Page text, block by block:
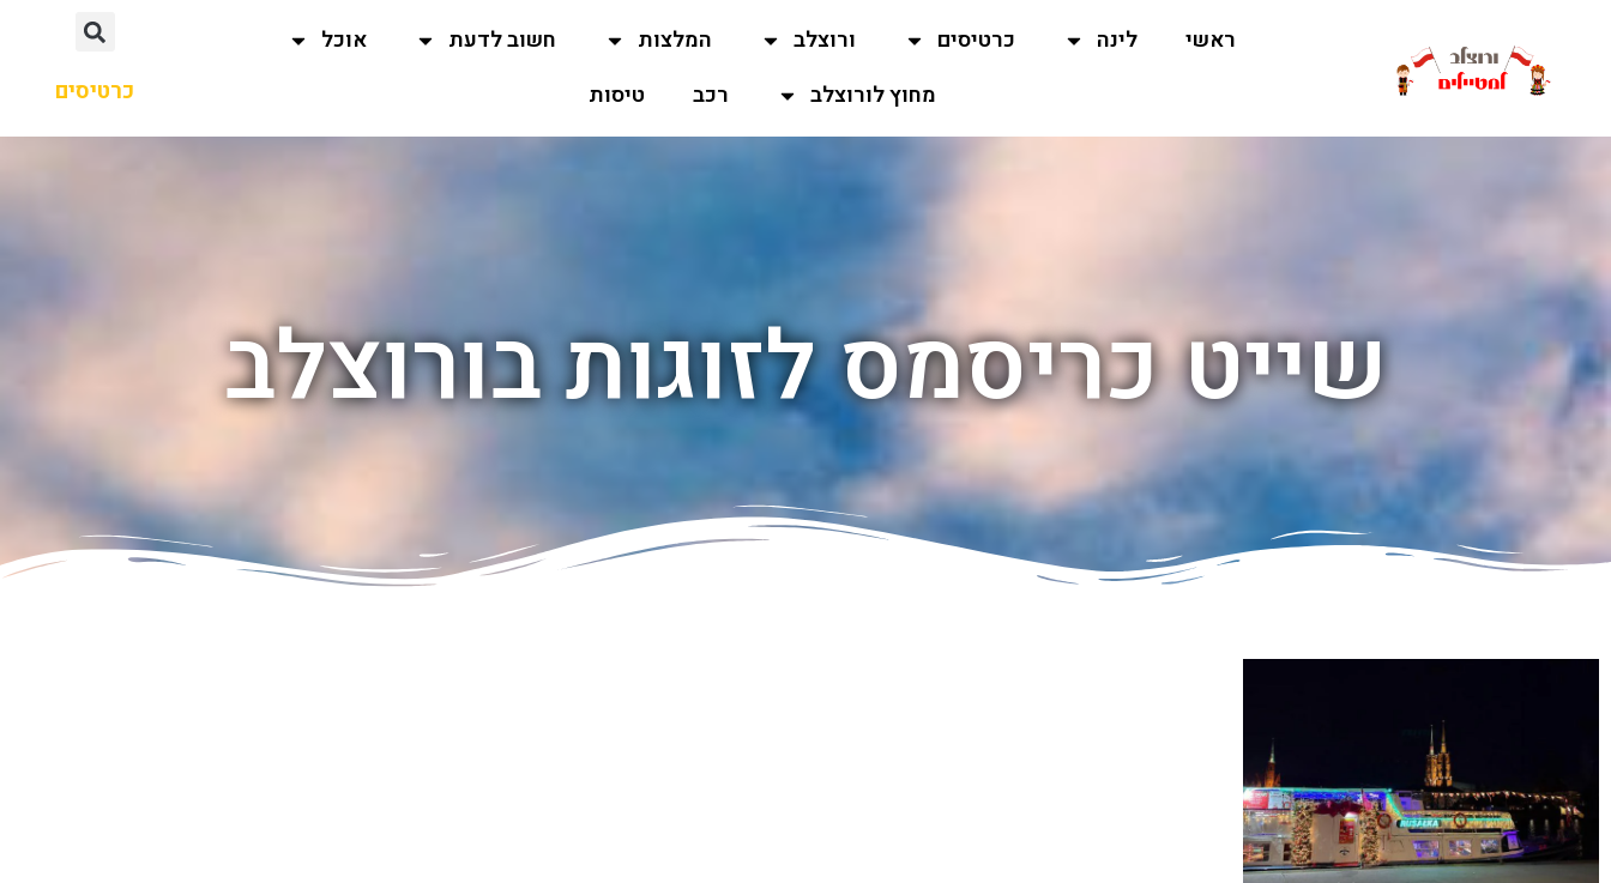
ראשי לינה כרטיסים ורוצלב המלצות חשוב לדעת
אוכל
מחוץ לורוצלב
רכב טיסות כרטיסים
שייט כריסמס לזוגות בורוצלב